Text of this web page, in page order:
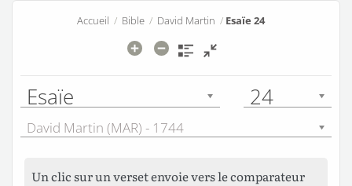
Accueil / Bible/ David Martin / Esaïe 24
Esaïe 24
David Martin (MAR) - 1744
Un clic sur un verset envoie vers le comparateur